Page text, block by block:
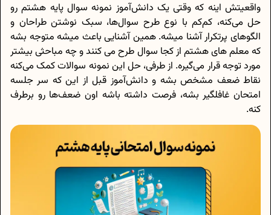
واقعیتش اینه که وقتی یک دانش‌آموز نمونه سوال پایه هشتم رو
حل می‌کنه، کم‌کم با نوع طرح سوال‌ها، سبک نوشتن طراحان و
الگوهای پرتکرار آشنا میشه. همین آشنایی باعث میشه متوجه بشه
که معلم های هشتم از کجا سوال طرح می کنند و چه مباحثی بیشتر
مورد توجه قرار می‌گیره. از طرفی، حل این نمونه سوالات کمک می‌کنه
نقاط ضعف مشخص بشه و دانش‌آموز قبل از این که سر جلسه
امتحان غافلگیر بشه، فرصت داشته باشه اون ضعف‌ها رو برطرف
کنه.